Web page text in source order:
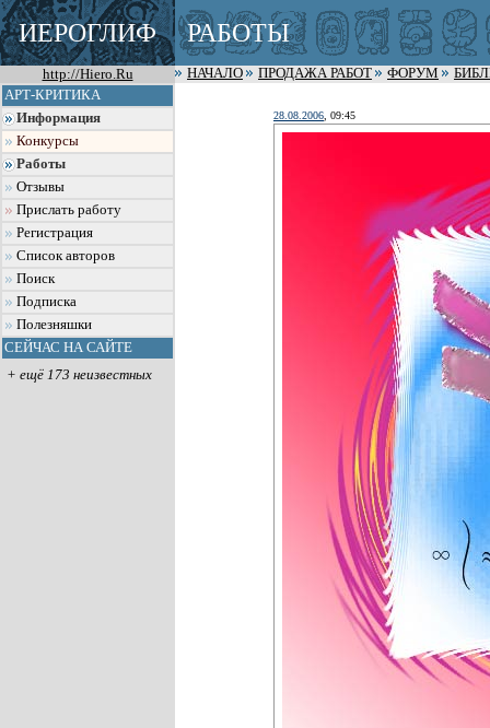
ИЕРОГЛИФ РАБОТЫ
http://Hiero.Ru НАЧАЛО ПРОДАЖА РАБОТ ФОРУМ
АРТ-КРИТИКА
Информация
Конкурсы
Работы
Отзывы
Прислать работу
Регистрация
Список авторов
Поиск
Подписка
Полезняшки
СЕЙЧАС НА САЙТЕ
+ ещё 173 неизвестных
28.08.2006 , 09:45